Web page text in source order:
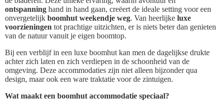
ontspanning hand in hand gaan, creëert de ideale setting voor een
onvergetelijk boomhut weekendje weg. Van heerlijke luxe
voorzieningen tot prachtige uitzichten, er is niets beter dan genieten
van de natuur vanuit je eigen boomtop.
Bij een verblijf in een luxe boomhut kan men de dagelijkse drukte
achter zich laten en zich verdiepen in de schoonheid van de
omgeving. Deze accommodaties zijn niet alleen bijzonder qua
design, maar ook een ware traktatie voor de zintuigen.
Wat maakt een boomhut accommodatie speciaal?